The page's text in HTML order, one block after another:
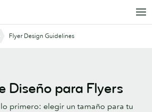
todo
Flyer Design Guidelines
Diseño para Flyers
primero: elegir un tamaño para tu